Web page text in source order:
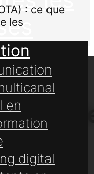
digital
en
digital
: ce que
les